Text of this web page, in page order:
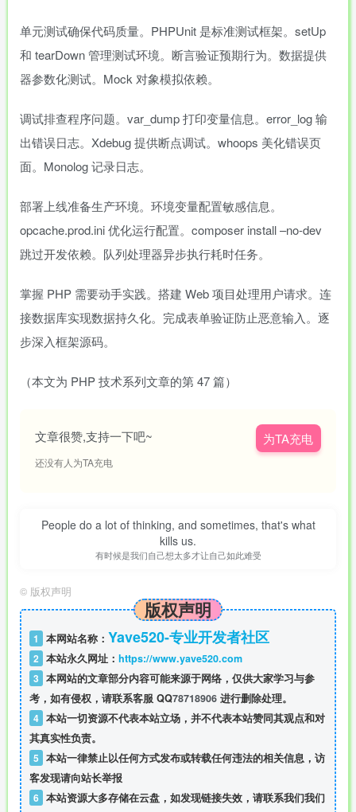
单元测试确保代码质量。PHPUnit 是标准测试框架。setUp
和 tearDown 管理测试环境。断言验证预期行为。数据提供
器参数化测试。Mock 对象模拟依赖。
调试排查程序问题。var_dump 打印变量信息。error_log 输
出错误日志。Xdebug 提供断点调试。whoops 美化错误页
面。Monolog 记录日志。
部署上线准备生产环境。环境变量配置敏感信息。
opcache.prod.ini 优化运行配置。composer install –no-dev
跳过开发依赖。队列处理器异步执行耗时任务。
掌握 PHP 需要动手实践。搭建 Web 项目处理用户请求。连
接数据库实现数据持久化。完成表单验证防止恶意输入。逐
步深入框架源码。
（本文为 PHP 技术系列文章的第 47 篇）
文章很赞,支持一下吧~
还没有人为TA充电
为TA充电
People do a lot of thinking, and sometimes, that's what
kills us.
有时候是我们自己想太多才让自己如此难受
© 版权声明
版权声明
1 本网站名称： Yave520-专业开发者社区
2 本站永久网址： https://www.yave520.com
3 本网站的文章部分内容可能来源于网络，仅供大家学习与参
考，如有侵权，请联系客服 QQ78718906 进行删除处理。
4 本站一切资源不代表本站立场，并不代表本站赞同其观点和对
其真实性负责。
5 本站一律禁止以任何方式发布或转载任何违法的相关信息，访
客发现请向站长举报
6 本站资源大多存储在云盘，如发现链接失效，请联系我们我们